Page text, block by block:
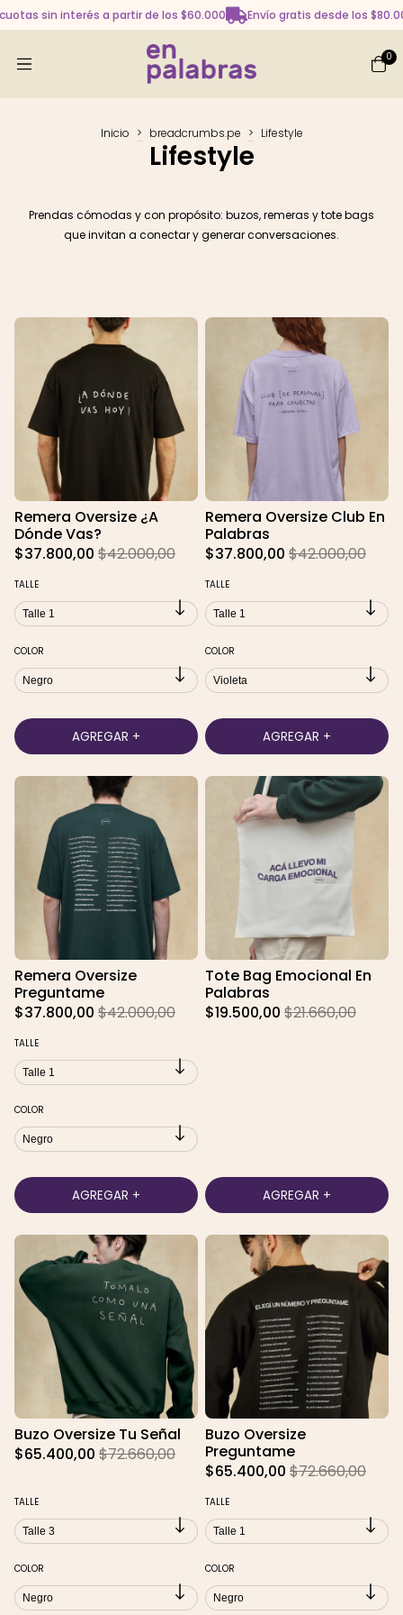
sin interés a partir de los $60.000 Envío gratis desde los
0
Inicio > breadcrumbs.pe > Lifestyle
Lifestyle
Prendas cómodas y con propósito: buzos, remeras y tote bags
que invitan a conectar y generar conversaciones.
Remera Oversize ¿A
Dónde Vas?
$37.800,00 $42.000,00
TALLE
COLOR
Remera Oversize Club En
Palabras
$37.800,00 $42.000,00
TALLE
COLOR
Remera Oversize
Preguntame
$37.800,00 $42.000,00
TALLE
COLOR
Tote Bag Emocional En
Palabras
$19.500,00 $21.660,00
Buzo Oversize Tu Señal
$65.400,00 $72.660,00
TALLE
COLOR
Buzo Oversize
Preguntame
$65.400,00 $72.660,00
TALLE
COLOR